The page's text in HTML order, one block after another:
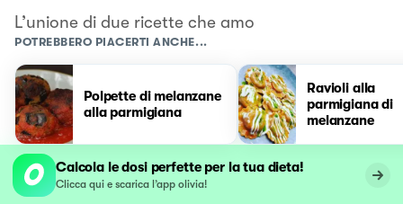
L’unione di due ricette che amo
POTREBBERO PIACERTI ANCHE...
Polpette di melanzane
alla parmigiana
Ravioli alla
parmigiana di
melanzane
Calcola le dosi perfette per la tua dieta!
Clicca qui e scarica l’app olivia!